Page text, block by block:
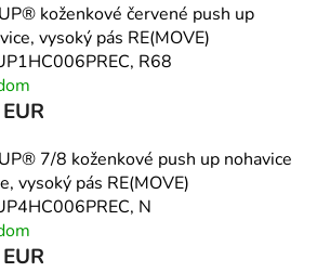
koženkové červené push up
vysoký pás RE(MOVE)
R68
7/8 koženkové push up nohavice
vysoký pás RE(MOVE)
N